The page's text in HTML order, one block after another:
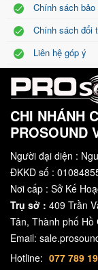
chỉnh thời gian cùng
>>> Xem thêm:
Bộ
Micro Baiervires
Micro Baiervires
Baiervires nổi tiếng
các linh kiện hiện
cho tiếng hát nhẹ
Vang số Vinal X5
Vang số Vinal X5
quả chính của bộ
giúp loại bỏ tiếng
hơn.
Chính sách bảo
Chính sách đổi
Liên hệ góp ý
CHI NHÁNH
PROSOUND
Người đại diện :
ĐKKD số :
Nơi cấp : Sở Kế
Trụ sở : 409 Trần
Tân, Thành phố Hồ
Email:
Hotline: 077 789